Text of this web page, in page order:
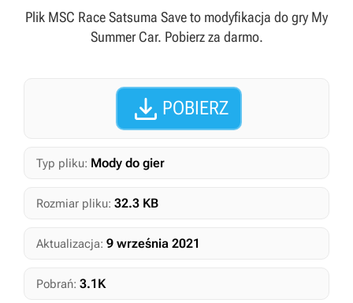
Plik MSC Race Satsuma Save to modyfikacja do gry My
Summer Car. Pobierz za darmo.
 POBIERZ
Typ pliku: Mody do gier
Rozmiar pliku: 32.3 KB
Aktualizacja: 9 września 2021
Pobrań: 3.1K